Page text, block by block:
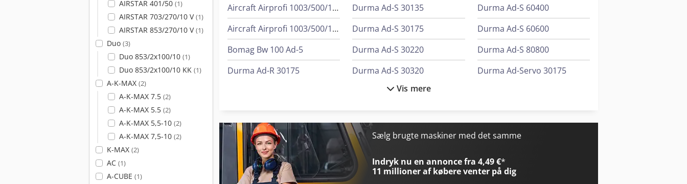
AIRSTAR 401/50 (1)
AIRSTAR 703/270/10 V(1)
AIRSTAR 853/270/10 V(1)
Duo (3)
Duo 853/2x100/10 (1)
Duo 853/2x100/10 KK (1)
A-K-MAX (2)
A-K-MAX 7.5 (2)
A-K-MAX 5.5 (2)
A-K-MAX 5,5-10 (2)
A-K-MAX 7,5-10 (2)
K-MAX (2)
AC (1)
A-CUBE (1)
Aircraft Airprofi 1003/500/10 H
Aircraft Airprofi 1003/500/10 H Silent
Bomag Bw 100 Ad-5
Durma Ad-R 30175
Durma Ad-R 40400
Durma Ad-S 1260
Durma Ad-S 30135
Durma Ad-S 30175
Durma Ad-S 30220
Durma Ad-S 30320
Durma Ad-S 40220
Durma Ad-S 40400
Durma Ad-S 40600
Durma Ad-S 60400
Durma Ad-S 60600
Durma Ad-S 80800
Durma Ad-Servo 30175
Vis mere
Sælg brugte maskiner med det samme
Indryk nu en annonce fra 4,49 €*
11 millioner af købereventer på dig